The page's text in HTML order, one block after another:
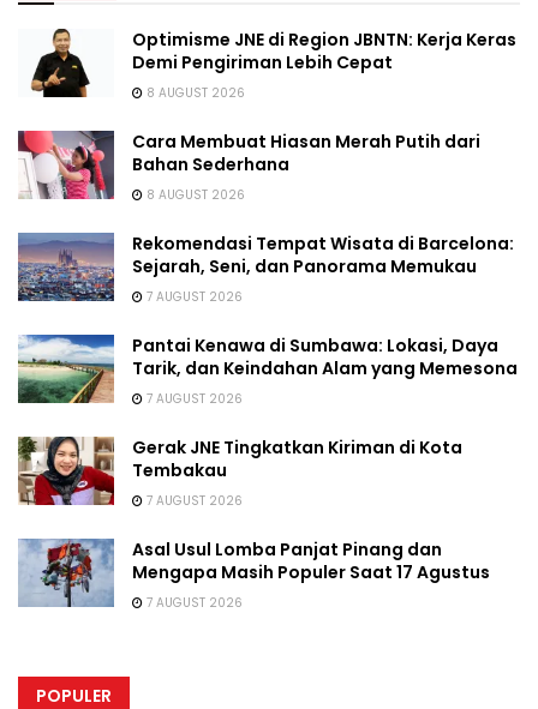
Optimisme JNE di Region JBNTN: Kerja Keras
Demi Pengiriman Lebih Cepat
8 AUGUST 2026
Cara Membuat Hiasan Merah Putih dari
Bahan Sederhana
8 AUGUST 2026
Rekomendasi Tempat Wisata di Barcelona:
Sejarah, Seni, dan Panorama Memukau
7 AUGUST 2026
Pantai Kenawa di Sumbawa: Lokasi, Daya
Tarik, dan Keindahan Alam yang Memesona
7 AUGUST 2026
Gerak JNE Tingkatkan Kiriman di Kota
Tembakau
7 AUGUST 2026
Asal Usul Lomba Panjat Pinang dan
Mengapa Masih Populer Saat 17 Agustus
7 AUGUST 2026
POPULER